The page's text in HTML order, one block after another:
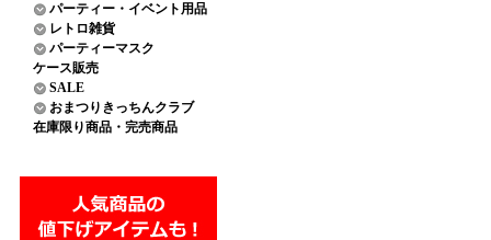
パーティー・イベント用品
レトロ雑貨
パーティーマスク
ケース販売
SALE
おまつりきっちんクラブ
在庫限り商品・完売商品